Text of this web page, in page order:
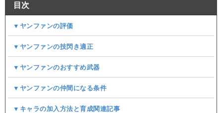
目次
▼ヤンファンの評価
▼ヤンファンの技閃き適正
▼ヤンファンのおすすめ武器
▼ヤンファンの仲間になる条件
▼キャラの加入方法と育成関連記事